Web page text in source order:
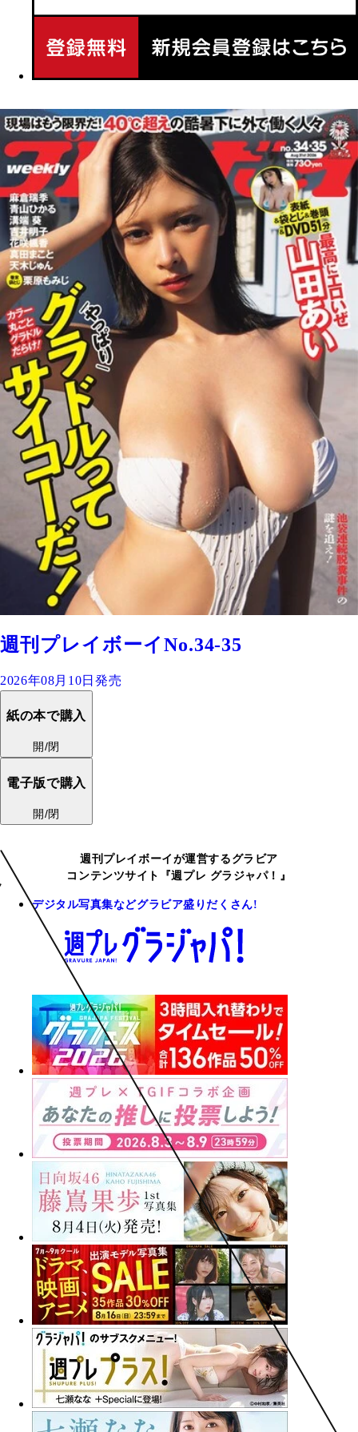
週刊プレイボーイNo.34-35
2026年08月10日発売
紙の本で購入
開/閉
電子版で購入
開/閉
週刊プレイボーイが運営するグラビア
コンテンツサイト『週プレ グラジャパ！』
デジタル写真集などグラビア盛りだくさん!